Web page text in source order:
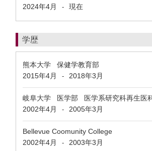
2024年4月
- 現在
学歴
熊本大学 保健学教育部
2015年4月
- 2018年3月
岐阜大学 医学部 医学系研究科再生医
2002年4月
- 2005年3月
Bellevue Coomunity College
2002年4月
- 2003年3月